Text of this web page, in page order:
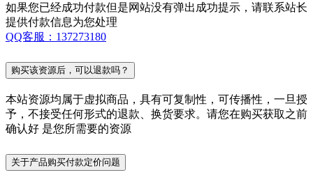
如果您已经成功付款但是网站没有弹出成功提示，请联系站长
提供付款信息为您处理
QQ客服：137273180
购买该资源后，可以退款吗？
本站资源均属于虚拟商品，具有可复制性，可传播性，一旦授
予，不接受任何形式的退款、换货要求。请您在购买获取之前
确认好 是您所需要的资源
关于产品购买付款定价问题